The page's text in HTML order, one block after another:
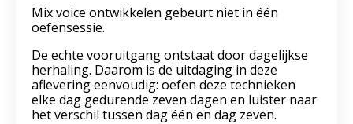
Mix voice ontwikkelen gebeurt niet in één
oefensessie.
De echte vooruitgang ontstaat door dagelijkse
herhaling. Daarom is de uitdaging in deze
aflevering eenvoudig: oefen deze technieken
elke dag gedurende zeven dagen en luister naar
het verschil tussen dag één en dag zeven.